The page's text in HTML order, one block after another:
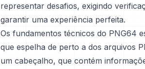
representar desafios, exigindo
garantir uma experiência perfeita.
Os fundamentos técnicos do PNG64
que espelha de perto a dos arquivos
um cabeçalho, que contém